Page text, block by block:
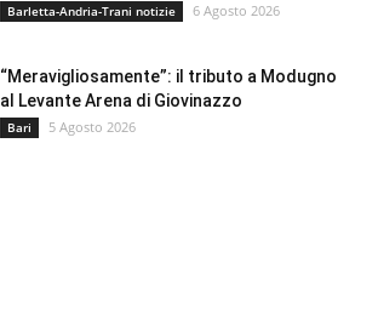
Barletta-Andria-Trani notizie 6 Agosto 2026
“Meravigliosamente”: il tributo a Modugno
al Levante Arena di Giovinazzo
Bari 5 Agosto 2026